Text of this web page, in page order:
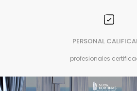
PERSONAL
profesionales